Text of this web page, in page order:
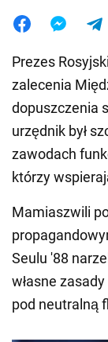
Prezes
zalecenia
dopuszczenia
urzędnik był
zawodach
którzy
Mamiaszwili
Seulu '88
własne
pod neutralną